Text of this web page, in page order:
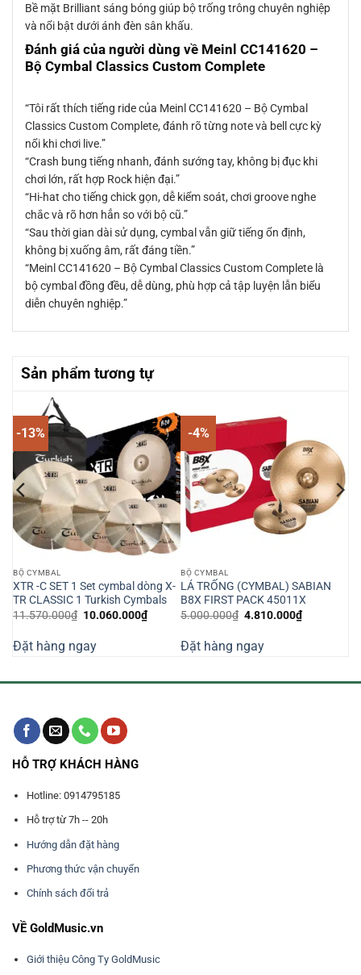
Bề mặt Brilliant sáng bóng giúp bộ trống trông chuyên nghiệp
và nổi bật dưới ánh đèn sân khấu.
Đánh giá của người dùng về Meinl CC141620 –
Bộ Cymbal Classics Custom Complete
“Tôi rất thích tiếng ride của Meinl CC141620 – Bộ Cymbal
Classics Custom Complete, đánh rõ từng note và bell cực kỳ
nổi khi chơi live.”
“Crash bung tiếng nhanh, đánh sướng tay, không bị đục khi
chơi lớn, rất hợp Rock hiện đại.”
“Hi-hat cho tiếng chick gọn, dễ kiểm soát, chơi groove nghe
chắc và rõ hơn hẳn so với bộ cũ.”
“Sau thời gian dài sử dụng, cymbal vẫn giữ tiếng ổn định,
không bị xuống âm, rất đáng tiền.”
“Meinl CC141620 – Bộ Cymbal Classics Custom Complete là
bộ cymbal đồng đều, dễ dùng, phù hợp cả tập luyện lẫn biểu
diễn chuyên nghiệp.”
Sản phẩm tương tự
-13%
BỘ CYMBAL
XTR -C SET 1 Set cymbal dòng X-
TR CLASSIC 1 Turkish Cymbals
11.570.000₫ Giá
11.570.000₫.
10.060.000₫Giá
hiện
10.060.000₫.
Đặt hàng ngay
-4%
BỘ CYMBAL
LÁ TRỐNG (CYMBAL) SABIAN
B8X FIRST PACK 45011X
5.000.000₫ Giá
5.000.000₫.
4.810.000₫Giá
hiện
Đặt hàng ngay
HỖ TRỢ KHÁCH HÀNG
Hotline: 0914795185
Hỗ trợ từ 7h -- 20h
Hướng dẫn đặt hàng
Phương thức vận chuyển
Chính sách đổi trả
VỀ GoldMusic.vn
Giới thiệu Công Ty GoldMusic